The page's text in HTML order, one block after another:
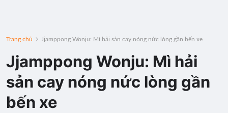
Trang chủ Jjamppong Wonju: Mì hải sản cay nóng nức lòng gần bến xe
Jjamppong Wonju: Mì hải
sản cay nóng nức lòng gần
bến xe